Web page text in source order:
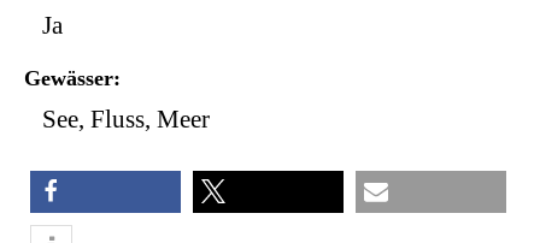
Ja
Gewässer
See, Fluss, Meer
teilen